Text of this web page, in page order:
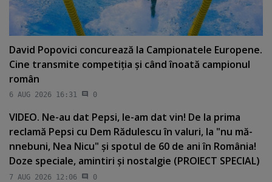
David Popovici concurează la Campionatele Europene.
Cine transmite competiţia şi când înoată campionul
român
6 AUG 2026 16:31 0
VIDEO. Ne-au dat Pepsi, le-am dat vin! De la prima
reclamă Pepsi cu Dem Rădulescu în valuri, la "nu mă-
nnebuni, Nea Nicu" şi spotul de 60 de ani în România!
Doze speciale, amintiri şi nostalgie (PROIECT SPECIAL)
7 AUG 2026 12:06 0